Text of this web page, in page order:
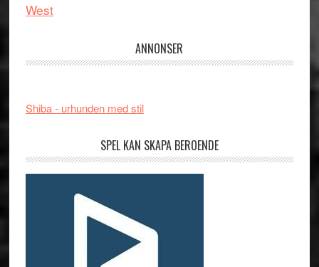
West
ANNONSER
Shiba - urhunden med stil
SPEL KAN SKAPA BEROENDE